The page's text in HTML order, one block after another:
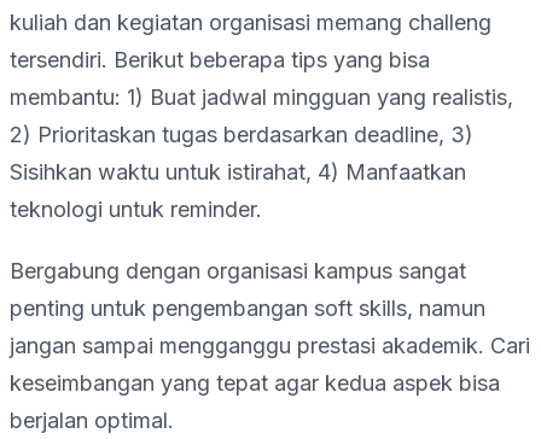
kuliah dan kegiatan organisasi memang challeng
tersendiri. Berikut beberapa tips yang bisa
membantu: 1) Buat jadwal mingguan yang realistis,
2) Prioritaskan tugas berdasarkan deadline, 3)
Sisihkan waktu untuk istirahat, 4) Manfaatkan
teknologi untuk reminder.
Bergabung dengan organisasi kampus sangat
penting untuk pengembangan soft skills, namun
jangan sampai mengganggu prestasi akademik. Cari
keseimbangan yang tepat agar kedua aspek bisa
berjalan optimal.